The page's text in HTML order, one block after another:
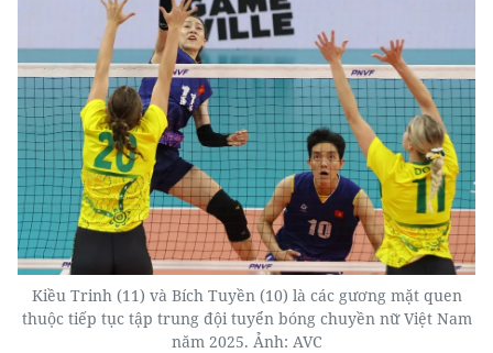
Kiều Trinh (11) và Bích Tuyền (10) là các gương mặt quen
thuộc tiếp tục tập trung đội tuyển bóng chuyền nữ Việt Nam
năm 2025. Ảnh: AVC